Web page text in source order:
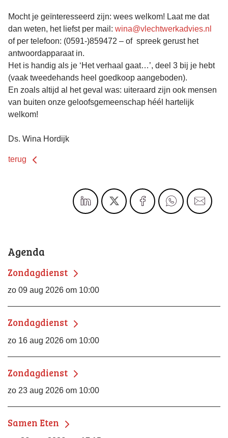
Mocht je geïnteresseerd zijn: wees welkom! Laat me dat
dan weten, het liefst per mail: wina@vlechtwerkadvies.nl
of per telefoon: (0591-)859472 – of spreek gerust het
antwoordapparaat in.
Het is handig als je ‘Het verhaal gaat…’, deel 3 bij je hebt
(vaak tweedehands heel goedkoop aangeboden).
En zoals altijd al het geval was: uiteraard zijn ook mensen
van buiten onze geloofsgemeenschap héél hartelijk
welkom!
Ds. Wina Hordijk
terug
Agenda
Zondagdienst
zo 09 aug 2026 om 10:00
Zondagdienst
zo 16 aug 2026 om 10:00
Zondagdienst
zo 23 aug 2026 om 10:00
Samen Eten